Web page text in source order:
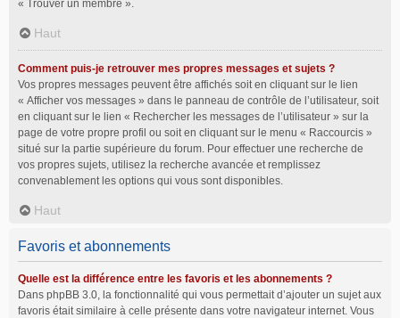
« Trouver un membre ».
Haut
Comment puis-je retrouver mes propres messages et sujets ?
Vos propres messages peuvent être affichés soit en cliquant sur le lien
« Afficher vos messages » dans le panneau de contrôle de l’utilisateur, soit
en cliquant sur le lien « Rechercher les messages de l’utilisateur » sur la
page de votre propre profil ou soit en cliquant sur le menu « Raccourcis »
situé sur la partie supérieure du forum. Pour effectuer une recherche de
vos propres sujets, utilisez la recherche avancée et remplissez
convenablement les options qui vous sont disponibles.
Haut
Favoris et abonnements
Quelle est la différence entre les favoris et les abonnements ?
Dans phpBB 3.0, la fonctionnalité qui vous permettait d’ajouter un sujet aux
favoris était similaire à celle présente dans votre navigateur internet. Vous